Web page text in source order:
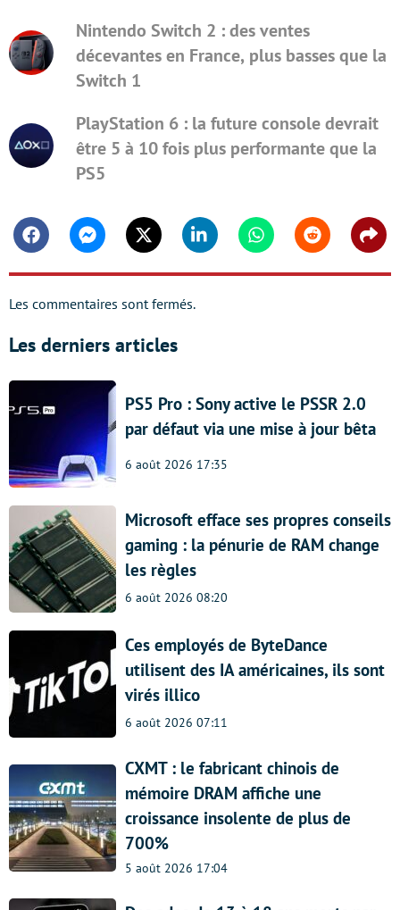
Nintendo Switch 2 : des ventes
décevantes en France, plus basses que la
Switch 1
PlayStation 6 : la future console devrait
être 5 à 10 fois plus performante que la
PS5
FacebookMessengerTwitter Linkedin WhatsappReddit
Les commentaires sont fermés.
Les derniers articles
PS5 Pro : Sony active le PSSR 2.0
par défaut via une mise à jour bêta
6 août 2026 17:35
Microsoft efface ses propres conseils
gaming : la pénurie de RAM change
les règles
6 août 2026 08:20
Ces employés de ByteDance
utilisent des IA américaines, ils sont
virés illico
6 août 2026 07:11
CXMT : le fabricant chinois de
mémoire DRAM affiche une
croissance insolente de plus de
700%
5 août 2026 17:04